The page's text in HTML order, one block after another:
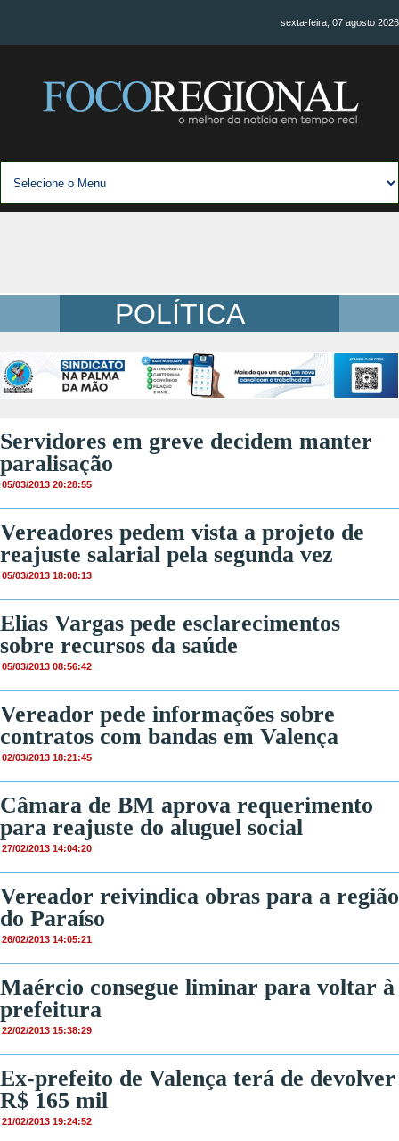
sexta-feira, 07 agosto 2026
POLÍTICA
Servidores em greve decidem manter
paralisação
05/03/2013 20:28:55
Vereadores pedem vista a projeto de
reajuste salarial pela segunda vez
05/03/2013 18:08:13
Elias Vargas pede esclarecimentos
sobre recursos da saúde
05/03/2013 08:56:42
Vereador pede informações sobre
contratos com bandas em Valença
02/03/2013 18:21:45
Câmara de BM aprova requerimento
para reajuste do aluguel social
27/02/2013 14:04:20
Vereador reivindica obras para a região
do Paraíso
26/02/2013 14:05:21
Maércio consegue liminar para voltar à
prefeitura
22/02/2013 15:38:29
Ex-prefeito de Valença terá de devolver
R$ 165 mil
21/02/2013 19:24:52